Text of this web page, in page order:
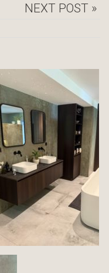
NEXT POST »